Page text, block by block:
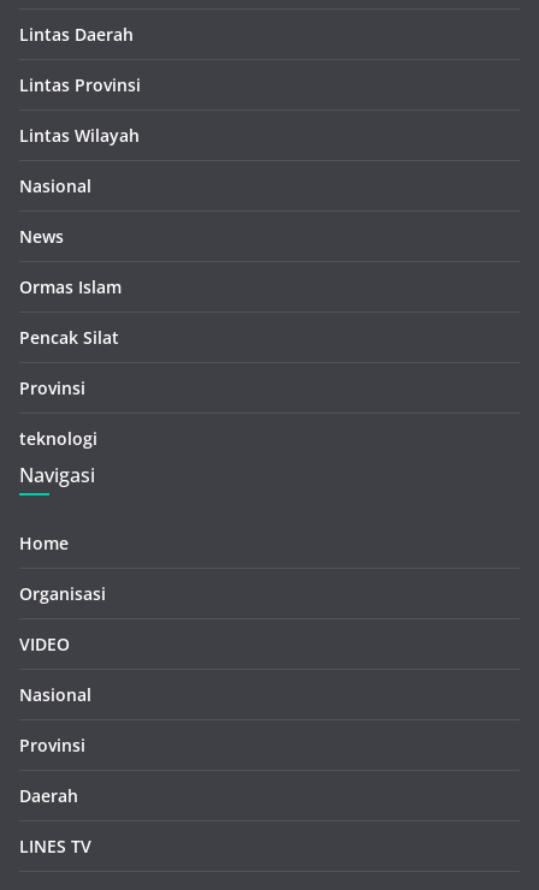
Lintas Daerah
Lintas Provinsi
Lintas Wilayah
Nasional
News
Ormas Islam
Pencak Silat
Provinsi
teknologi
Navigasi
Home
Organisasi
VIDEO
Nasional
Provinsi
Daerah
LINES TV